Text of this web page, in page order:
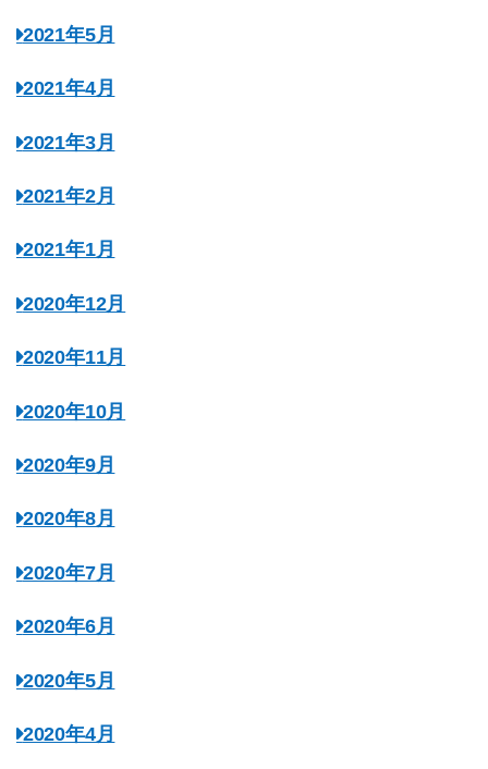
2021年5月
2021年4月
2021年3月
2021年2月
2021年1月
2020年12月
2020年11月
2020年10月
2020年9月
2020年8月
2020年7月
2020年6月
2020年5月
2020年4月